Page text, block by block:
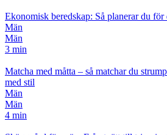
Ekonomisk beredskap: Så planerar du för
Män
Män
3 min
Matcha med måtta – så matchar du
med stil
Män
Män
4 min